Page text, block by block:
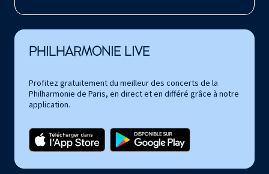
PHILHARMONIE LIVE
Profitez gratuitement du meilleur des concerts de la
Philharmonie de Paris, en direct et en différé grâce à notre
application.